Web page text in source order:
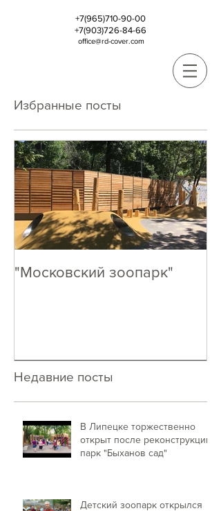
+7(965)710-90-00
+7(903)726-84-66
office@rd-cover.com
Избранные посты
"Московский зоопарк"
Недавние посты
В Липецке торжественно
открыт после реконструкции
парк "Быханов сад"
Детский зоопарк открылся